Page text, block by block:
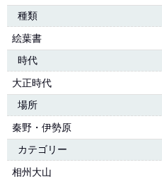
種類
絵葉書
時代
大正時代
場所
秦野・伊勢原
カテゴリー
相州大山